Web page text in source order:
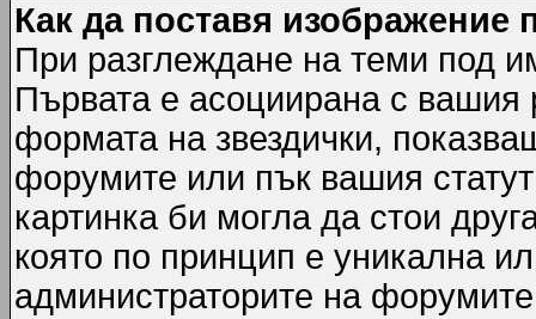
Как да поставя изображение
При разглеждане на теми под
Първата е асоциирана с вашия
формата на звездички,
форумите или пък вашия
картинка би могла да стои
която по принцип е уникална
администраторите на